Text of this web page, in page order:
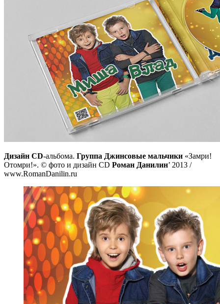
Дизайн CD-альбома. Группа Джинсовые мальчики «Замри!
Отомри!». © фото и дизайн CD Роман Данилин’ 2013 /
www.RomanDanilin.ru